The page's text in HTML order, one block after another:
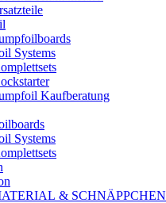
Systems
Kaufberatung
Systems
& SCHNÄPPCHEN